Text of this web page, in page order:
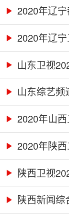
2020年辽
2020年辽宁
山东卫视
山东综艺
2020年山
2020年陕
陕西卫视
陕西新闻综